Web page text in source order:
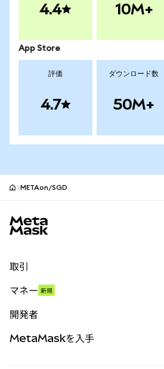
4.4 10M+
App Store
評価
4.7
ダウンロード数
50M+
METAon/SGD
取引
パーペチュアル
RWA
マネー 新規
開発者
MetaMaskを入手